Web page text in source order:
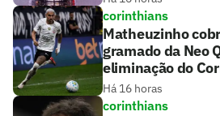
corinthians
Matheuzinho
gramado da Neo
eliminação do
Há 16 horas
corinthians